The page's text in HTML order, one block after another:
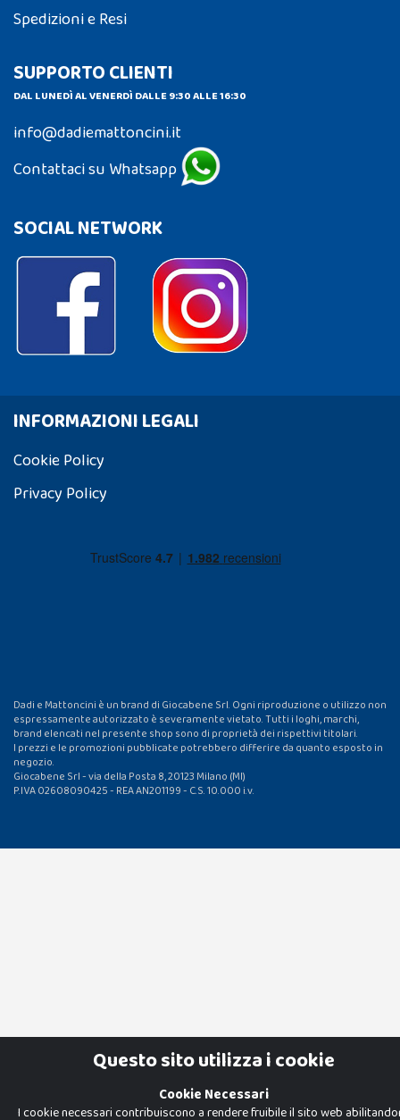
Spedizioni e Resi
SUPPORTO CLIENTI
DAL LUNEDÌ AL VENERDÌ DALLE 9:30 ALLE 16:30
info@dadiemattoncini.it
Contattaci su Whatsapp
SOCIAL NETWORK
INFORMAZIONI LEGALI
Cookie Policy
Privacy Policy
Dadi e Mattoncini è un brand di Giocabene Srl. Ogni riproduzione o utilizzo non
espressamente autorizzato è severamente vietato. Tutti i loghi, marchi,
brand elencati nel presente shop sono di proprietà dei rispettivi titolari.
I prezzi e le promozioni pubblicate potrebbero differire da quanto esposto in
negozio.
Giocabene Srl - via della Posta 8, 20123 Milano (MI)
P.IVA 02608090425 - REA AN201199 - C.S. 10.000 i.v.
Questo sito utilizza i cookie
Cookie Necessari
I cookie necessari contribuiscono a rendere fruibile il sito web